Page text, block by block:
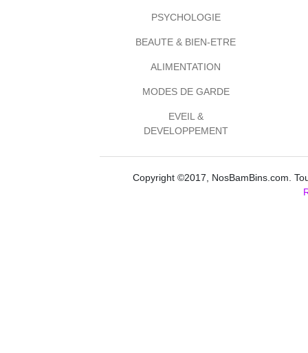
PSYCHOLOGIE
BEAUTE & BIEN-ETRE
ALIMENTATION
MODES DE GARDE
EVEIL &
DEVELOPPEMENT
Copyright ©2017, NosBamBins.com.